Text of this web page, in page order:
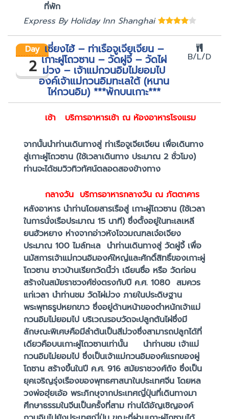
ที่พัก
Express By Holiday Inn Shanghai
Day
2
เซี่ยงไฮ้ – ท่าเรือจูเจียเจียน –
เกาะผู่โถวซาน – วัดผู่จี้ – วัดไผ่
ม่วง – เจ้าแม่กวนอิมไม่ยอมไป
องค์เจ้าแม่กวนอิมทะเลใต้ (หนาน
ไห่กวนอิม) ***พักบนเกาะ***
B/L/D
เช้า บริการอาหารเช้า ณ ห้องอาหารโรงแรม
จากนั้นนำท่านเดินทางสู่ ท่าเรือจูเจียเจียน เพื่อเดินทาง
สู่เกาะผู่โถวซาน (ใช้เวลาเดินทาง ประมาณ 2 ชั่วโมง)
ท่านจะได้ชมวิวทิวทัศน์ตลอดสองข้างทาง
กลางวัน บริการอาหารกลางวัน ณ ภัตตาคาร
หลังอาหาร นำท่านโดยสารเรือสู่ เกาะผู่โถวซาน (ใช้เวลา
ในการนั่งเรือประมาณ 15 นาที) ซึ่งตั้งอยู่ในทะเลเหลี
ยนฮัวหยาง ห่างจากอ่าวหังโจวมณฑลเจ๋อเจียง
ประมาณ 100 ไมล์ทะเล นำท่านเดินทางสู่ วัดผู่จี้ เพื่อ
นมัสการเจ้าแม่กวนอิมองค์ใหญ่และศักดิ์สิทธิ์ของเกาะผู่
โถวซาน ชาวบ้านเรียกวัดนี้ว่า เฉียนซื่อ หรือ วัดก่อน
สร้างในสมัยราชวงศ์ซ่งตรงกับปี ค.ศ. 1080 สมควร
แก่เวลา นำท่านชม วัดไผ่ม่วง ภายในประดิษฐาน
พระพุทธรูปหยกขาว ซึ่งอยู่ด้านหน้าของตำหนักเจ้าแม่
กวนอิมไม่ยอมไป บริเวณรอบวัดจะปลูกต้นไผ่ซึ่งมี
ลักษณะพิเศษคือมีลำต้นเป็นสีม่วงซึ่งสามารถปลูกได้ที่
เดียวคือบนเกาะผู่โถวซานเท่านั้น นำท่านชม เจ้าแม่
กวนอิมไม่ยอมไป ซึ่งเป็นเจ้าแม่กวนอิมองค์แรกของผู่
โถซาน สร้างขึ้นในปี ค.ศ. 916 สมัยราชวงศ์ถัง ซึ่งเป็น
ยุคเจริญรุ่งเรืองของพุทธศาสนาในประเทศจีน โดยหล
วงพ่อฮุ่ยเอ้อ พระภิกษุจากประเทศญี่ปุ่นที่เดินทางมา
ศึกษาธรรมในจีนเป็นครั้งที่สาม ท่านได้อัญเชิญองค์